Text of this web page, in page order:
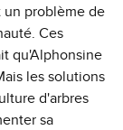
problème de
Ces
qu'Alphonsine
les solutions
d'arbres
sa